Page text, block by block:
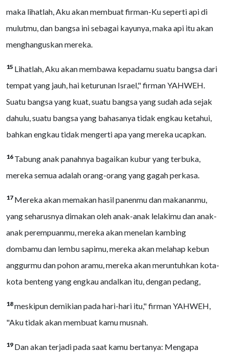
maka lihatlah, Aku akan membuat firman-Ku seperti api di
mulutmu, dan bangsa ini sebagai kayunya, maka api itu akan
menghanguskan mereka.
15 Lihatlah, Aku akan membawa kepadamu suatu bangsa dari
tempat yang jauh, hai keturunan Israel," firman YAHWEH.
Suatu bangsa yang kuat, suatu bangsa yang sudah ada sejak
dahulu, suatu bangsa yang bahasanya tidak engkau ketahui,
bahkan engkau tidak mengerti apa yang mereka ucapkan.
16 Tabung anak panahnya bagaikan kubur yang terbuka,
mereka semua adalah orang-orang yang gagah perkasa.
17 Mereka akan memakan hasil panenmu dan makananmu,
yang seharusnya dimakan oleh anak-anak lelakimu dan anak-
anak perempuanmu, mereka akan menelan kambing
dombamu dan lembu sapimu, mereka akan melahap kebun
anggurmu dan pohon aramu, mereka akan meruntuhkan kota-
kota benteng yang engkau andalkan itu, dengan pedang,
18meskipun demikian pada hari-hari itu," firman YAHWEH,
"Aku tidak akan membuat kamu musnah.
19 Dan akan terjadi pada saat kamu bertanya: Mengapa